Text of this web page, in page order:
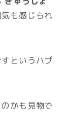
も感じられ
というハプ
かも見物で